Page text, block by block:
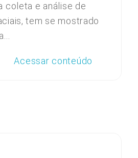
coleta e análise de
tem se mostrado
Acessar conteúdo